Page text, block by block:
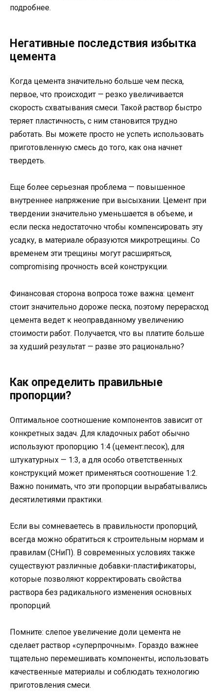
подробнее.
Негативные последствия избытка
цемента
Когда цемента значительно больше чем песка,
первое, что происходит — резко увеличивается
скорость схватывания смеси. Такой раствор быстро
теряет пластичность, с ним становится трудно
работать. Вы можете просто не успеть использовать
приготовленную смесь до того, как она начнет
твердеть.
Еще более серьезная проблема — повышенное
внутреннее напряжение при высыхании. Цемент при
твердении значительно уменьшается в объеме, и
если песка недостаточно чтобы компенсировать эту
усадку, в материале образуются микротрещины. Со
временем эти трещины могут расширяться,
compromising прочность всей конструкции.
Финансовая сторона вопроса тоже важна: цемент
стоит значительно дороже песка, поэтому перерасход
цемента ведет к неоправданному увеличению
стоимости работ. Получается, что вы платите больше
за худший результат — разве это рационально?
Как определить правильные
пропорции?
Оптимальное соотношение компонентов зависит от
конкретных задач. Для кладочных работ обычно
используют пропорцию 1:4 (цемент:песок), для
штукатурных — 1:3, а для особо ответственных
конструкций может применяться соотношение 1:2.
Важно понимать, что эти пропорции вырабатывались
десятилетиями практики.
Если вы сомневаетесь в правильности пропорций,
всегда можно обратиться к строительным нормам и
правилам (СНиП). В современных условиях также
существуют различные добавки-пластификаторы,
которые позволяют корректировать свойства
раствора без радикального изменения основных
пропорций.
Помните: слепое увеличение доли цемента не
сделает раствор «суперпрочным». Гораздо важнее
тщательно перемешивать компоненты, использовать
качественные материалы и соблюдать технологию
приготовления смеси.